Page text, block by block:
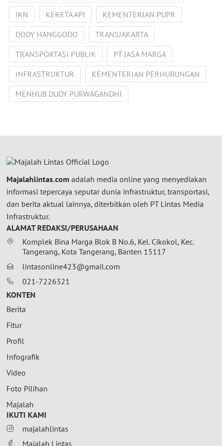
IKN
KERETA API
KEMENTERIAN PUPR
DODY HANGGODO
TRANSJAKARTA
TRANSPORTASI PUBLIK
PT JASA MARGA
INFRASTRUKTUR
KEMENTERIAN PERHUBUNGAN
MENHUB DUDY PURWAGANDHI
Majalahlintas.com adalah media online yang menyediakan
informasi tepercaya seputar dunia infrastruktur, transportasi,
dan berita aktual lainnya, diterbitkan oleh PT Lintas Media
Infrastruktur.
ALAMAT REDAKSI/PERUSAHAAN
Komplek Bina Marga Blok B No.6, Kel. Cikokol, Kec.
Tangerang, Kota Tangerang, Banten 15117
lintasonline423@gmail.com
021-7226321
KONTEN
Berita
Fitur
Profil
Infografik
Video
Foto Pilihan
Majalah
IKUTI KAMI
majalahlintas
Majalah Lintas